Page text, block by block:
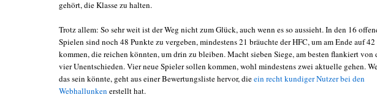
gehört, die Klasse zu halten.
Trotz allem: So sehr weit ist der Weg nicht zum Glück, auch wenn es so aussieht. In den 16
Spielen sind noch 48 Punkte zu vergeben, mindestens 21 bräuchte der HFC, um am Ende auf 42
kommen, die reichen könnten, um drin zu bleiben. Macht sieben Siege, am besten flankiert von
vier Unentschieden. Vier neue Spieler sollen kommen, wohl mindestens zwei aktuelle gehen.
das sein könnte, geht aus einer Bewertungsliste hervor, dieein recht kundiger Nutzer bei den
Webhallunken erstellt hat.